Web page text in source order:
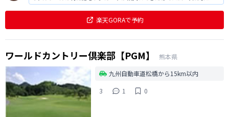
た。
楽天GORAで予約
ワールドカントリー倶楽部【PGM】
熊本県
九州自動車道松橋から15km以内
3
1 0